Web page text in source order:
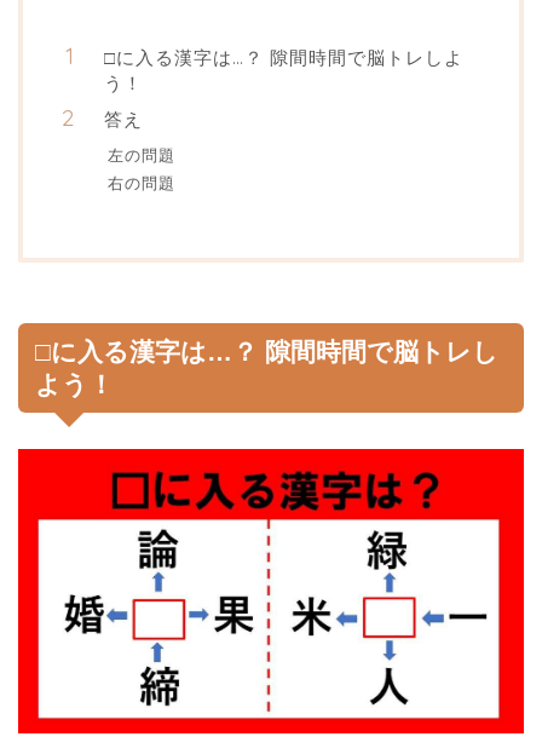
□に入る漢字は…？ 隙間時間で脳トレしよ
う！
答え
左の問題
右の問題
□に入る漢字は…？ 隙間時間で脳トレし
よう！